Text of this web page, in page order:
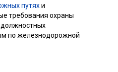
путяхи
требования охраны
по железнодорожной